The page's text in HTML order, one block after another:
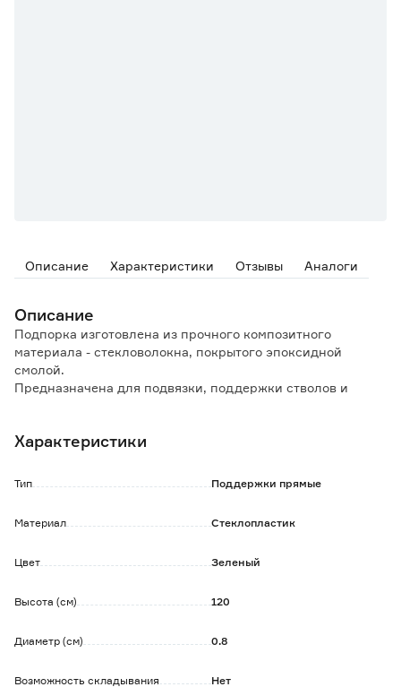
Описание Характеристики Отзывы Аналоги
Описание
Подпорка изготовлена из прочного композитного
материала - стекловолокна, покрытого эпоксидной
смолой.
Предназначена для подвязки, поддержки стволов и
положении, уберегает стебли от сгибания и
- не подвергается гниению и коррозии;
- морозостойкость.
Характеристики
Тип Поддержки прямые
Материал Стеклопластик
Цвет Зеленый
Высота (см) 120
Диаметр (см) 0.8
Возможность складывания Нет